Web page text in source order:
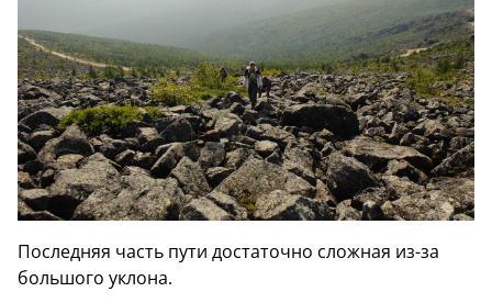
Последняя часть пути достаточно сложная из-за
большого уклона.